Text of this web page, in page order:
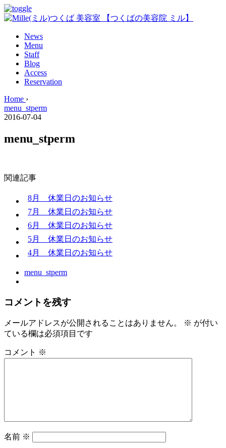
News
Menu
Staff
Blog
Access
Reservation
Home ›
menu_stperm
2016-07-04
menu_stperm
関連記事
8月 休業日のお知らせ
7月 休業日のお知らせ
6月 休業日のお知らせ
5月 休業日のお知らせ
4月 休業日のお知らせ
menu_stperm
コメントを残す
メールアドレスが公開されることはありません。 ※ が付い
ている欄は必須項目です
コメント ※
名前 ※